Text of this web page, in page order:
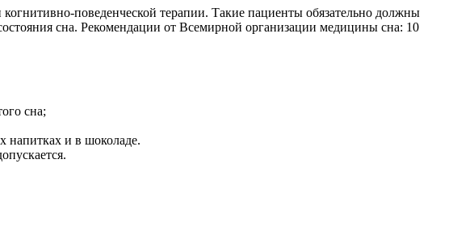
поведенческой терапии. Такие пациенты обязательно должны
сна. Рекомендации от Всемирной организации медицины сна: 10
сна;
напитках и в шоколаде.